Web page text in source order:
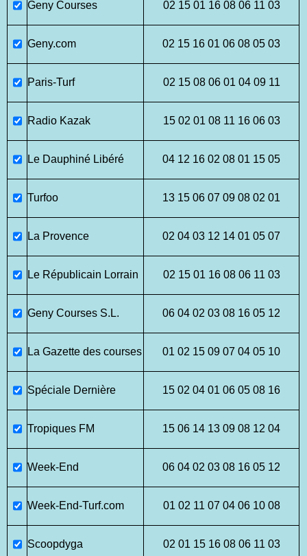
Geny Courses 02 15 01 16 08 06 11 03
Geny.com 02 15 16 01 06 08 05 03
Paris-Turf 02 15 08 06 01 04 09 11
Radio Kazak 15 02 01 08 11 16 06 03
Le Dauphiné Libéré 04 12 16 02 08 01 15 05
Turfoo 13 15 06 07 09 08 02 01
La Provence 02 04 03 12 14 01 05 07
Le Républicain Lorrain 02 15 01 16 08 06 11 03
Geny Courses S.L. 06 04 02 03 08 16 05 12
La Gazette des courses 01 02 15 09 07 04 05 10
Spéciale Dernière 15 02 04 01 06 05 08 16
Tropiques FM 15 06 14 13 09 08 12 04
Week-End 06 04 02 03 08 16 05 12
Week-End-Turf.com 01 02 11 07 04 06 10 08
Scoopdyga 02 01 15 16 08 06 11 03